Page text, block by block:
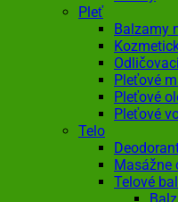
Pleť
Balzamy
Pleťové
Pleťové
Pleťové
Telo
Masážne
Telové